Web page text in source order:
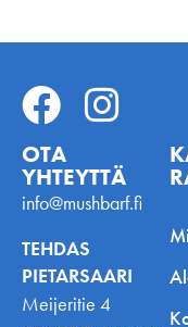
OTA
YHTEYTTÄ
info@mushbarf.fi
TEHDAS
PIETARSAARI
Meijeritie 4